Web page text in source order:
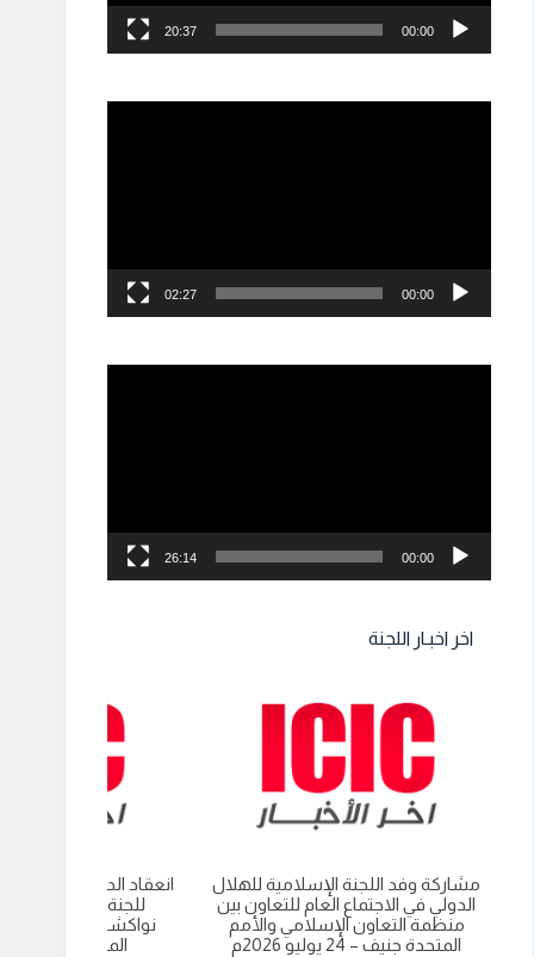
00:00
20:37
00:00
02:27
00:00
26:14
اخر اخبـار اللجنة
مشاركة وفد اللجنة الإسلامية للهلال
الدولي في الاجتماع العام للتعاون بين
منظمة التعاون الإسلامي والأمم
المتحدة جنيف – 24 يوليو 2026م
انعقاد الدورة العادية
للجنة الاسلامية
نواكشوط-
الموريتانية 9 يوليو 2026م